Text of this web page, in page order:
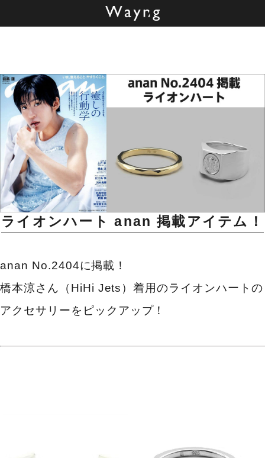
ライオンハートanan 掲載アイテム！
anan No.2404に掲載！
橋本涼さん（HiHi Jets）着用のライオンハートの
アクセサリーをピックアップ！